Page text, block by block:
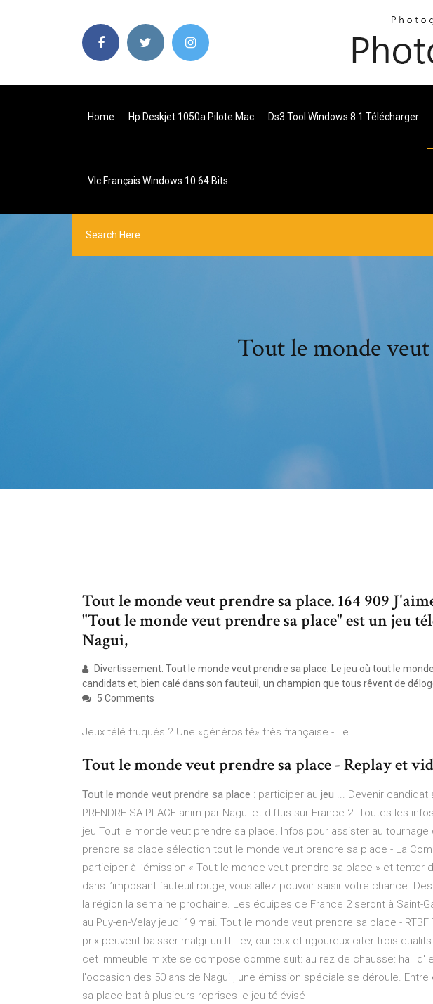
Home Hp Deskjet 1050a Pilote Mac Ds3 Tool Windows 8.1 Télécharger
Vlc Français Windows 10 64 Bits
Tout le monde
Tout le monde veut prendre sa place. 164 909
"Tout le monde veut prendre sa place" est un jeu
Nagui,
Divertissement. Tout le monde veut prendre sa place. Le jeu où tout le
candidats et, bien calé dans son fauteuil, un champion que tous rêvent de
5 Comments
Jeux télé truqués ? Une «générosité» très française - Le ...
Tout le monde veut prendre sa place - Replay et
Tout le monde veut prendre sa place : participer au jeu ... Devenir candidat
PRENDRE SA PLACE anim par Nagui et diffus sur France 2. Toutes les
jeu Tout le monde veut prendre sa place. Infos pour assister au
prendre sa place sélection tout le monde veut prendre sa place - La
participer à l’émission « Tout le monde veut prendre sa place » et tenter
dans l’imposant fauteuil rouge, vous allez pouvoir saisir votre chance.
la région la semaine prochaine. Les équipes de France 2 seront à Saint-
au Puy-en-Velay jeudi 19 mai. Tout le monde veut prendre sa place -
prix peuvent baisser malgr un ITI lev, curieux et rigoureux citer trois
cet immeuble mixte se compose comme suit: au rez de chausse: hall d'
l'occasion des 50 ans de Nagui , une émission spéciale se déroule.
sa place bat à plusieurs reprises le jeu télévisé